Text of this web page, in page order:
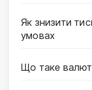
Як знизити
умовах
Що таке